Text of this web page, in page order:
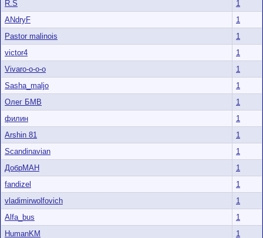
R.S
1
ANdryF
1
Pastor malinois
1
victor4
1
Vivaro-o-o-o
1
Sasha_maljo
1
Олег БМВ
1
филин
1
Arshin 81
1
Scandinavian
1
ДобрМАН
1
fandizel
1
vladimirwolfovich
1
Аlfa_bus
1
HumanKM
1